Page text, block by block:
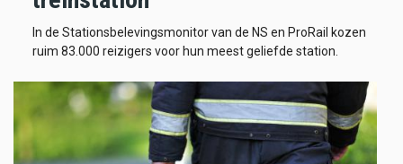
In de Stationsbelevingsmonitor van de NS en ProRail kozen
ruim 83.000 reizigers voor hun meest geliefde station.